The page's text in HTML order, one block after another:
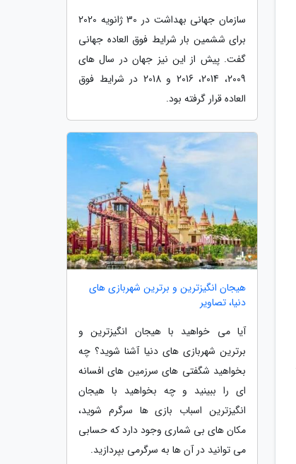
سازمان جهانی بهداشت در 30 ژانویه 2020
برای ششمین بار شرایط فوق العاده جهانی
گفت. پیش از این نیز جهان در سال های
2009، 2014، 2016 و 2018 در شرایط فوق
العاده قرار گرفته بود.
هیجان انگیزترین و برترین شهربازی های
دنیا، تصاویر
آیا می خواهید با هیجان انگیزترین و
برترین شهربازی های دنیا آشنا شوید؟ چه
بخواهید شگفتی های سرزمین های افسانه
ای را ببینید و چه بخواهید با هیجان
انگیزترین اسباب بازی ها سرگرم شوید،
مکان های بی شماری وجود دارد که حسابی
می توانید در آن ها به سرگرمی بپردازید.